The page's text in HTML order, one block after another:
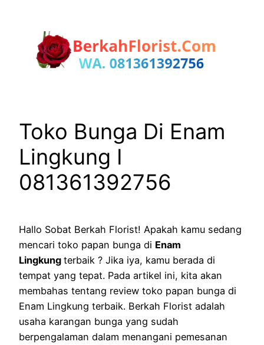
Toko Bunga Di Enam
Lingkung I
081361392756
Hallo Sobat Berkah Florist! Apakah kamu sedang
mencari toko papan bunga di Enam
Lingkung terbaik ? Jika iya, kamu berada di
tempat yang tepat. Pada artikel ini, kita akan
membahas tentang review toko papan bunga di
Enam Lingkung terbaik. Berkah Florist adalah
usaha karangan bunga yang sudah
berpengalaman dalam menangani pemesanan